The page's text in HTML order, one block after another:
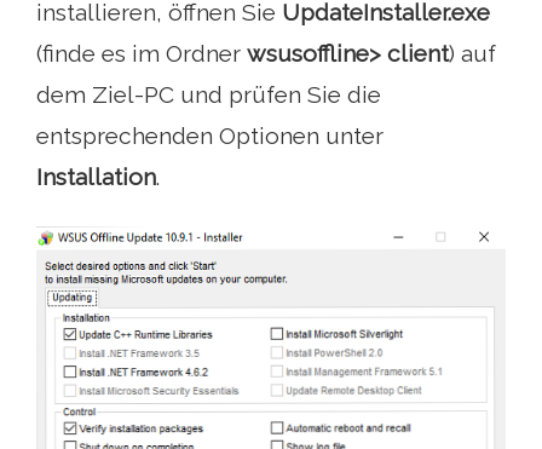
installieren, öffnen Sie UpdateInstaller.exe
(finde es im Ordner wsusoffline> client) auf
dem Ziel-PC und prüfen Sie die
entsprechenden Optionen unter
Installation.